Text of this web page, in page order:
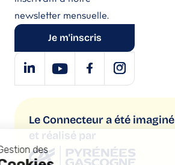
newsletter mensuelle.
Je m'inscris
Le Connecteur a été imaginé
et réalisé par